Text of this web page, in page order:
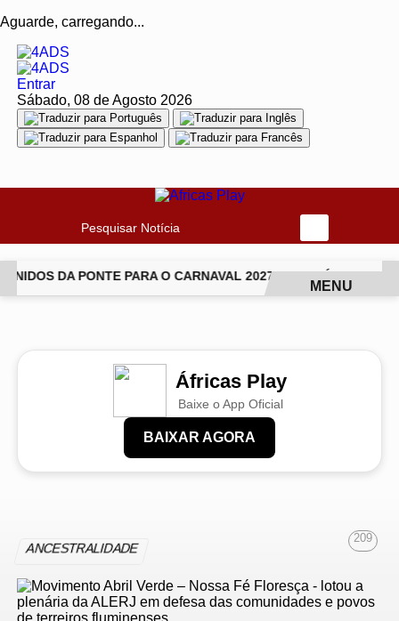
Aguarde, carregando...
Entrar
Sábado, 08 de Agosto 2026
Pesquisar Notícia
DA PONTE PARA O CARNAVAL 2027 JIU-JÍTSU
MENU
Áfricas Play
Baixe o App Oficial
BAIXAR AGORA
ANCESTRALIDADE
209